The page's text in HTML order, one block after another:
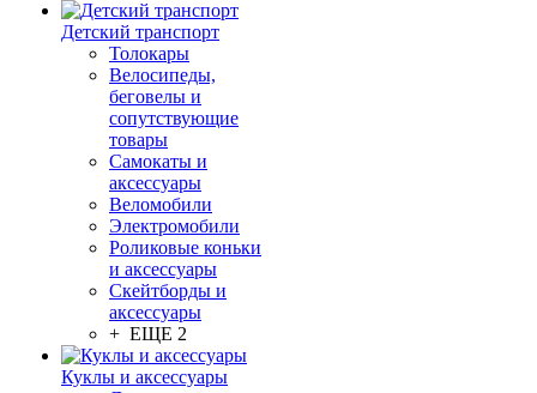
Детский транспорт
Толокары
Велосипеды,
беговелы и
сопутствующие
товары
Самокаты и
аксессуары
Веломобили
Электромобили
Роликовые коньки
и аксессуары
Скейтборды и
аксессуары
+ ЕЩЕ 2
Куклы и аксессуары